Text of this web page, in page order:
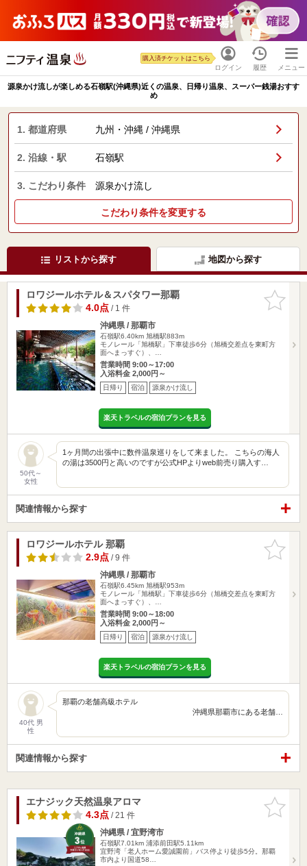
ログイン
購入済チケットはこちら
履歴 メニュー
源泉かけ流しが楽しめる石嶺駅(沖縄県)近くの温泉、日帰り温泉、スーパー銭湯おすす
め
1. 都道府県 九州・沖縄 / 沖縄県
2. 沿線・駅 石嶺駅
3. こだわり条件 源泉かけ流し
こだわり条件を変更する
リストから探す 地図から探す
お気に入
りに追加
ロワジールホテル＆スパタワー那覇
4.0点/ 1 件
沖縄県 / 那覇市
石嶺駅6.40km 旭橋駅883m
モノレール「旭橋駅」下車徒歩6分（旭橋交差点を東町方
面へまっすぐ）、…
営業時間 9:00～17:00
入浴料金 2,000円～
日帰り 宿泊 源泉かけ流し
楽天トラベルの宿泊プランを見る
50代～
女性
1ヶ月間の出張中に数件温泉巡りをして来ました。 こちらの海人
の湯は3500円と高いのですが公式HPよりweb前売り購入す…
関連情報から探す
お気に入
りに追加
ロワジールホテル 那覇
2.9点/ 9 件
沖縄県 / 那覇市
石嶺駅6.45km 旭橋駅953m
モノレール「旭橋駅」下車徒歩6分（旭橋交差点を東町方
面へまっすぐ）、…
営業時間 9:00～18:00
入浴料金 2,000円～
日帰り 宿泊 源泉かけ流し
楽天トラベルの宿泊プランを見る
40代 男
性
那覇の老舗高級ホテル
沖縄県那覇市にある老舗…
関連情報から探す
お気に入
りに追加
エナジック天然温泉アロマ
4.3点/ 21 件
沖縄県 / 宜野湾市
石嶺駅7.01km 浦添前田駅5.11km
宜野湾「老人ホーム愛誠園前」バス停より徒歩5分。那覇
市内より国道58…